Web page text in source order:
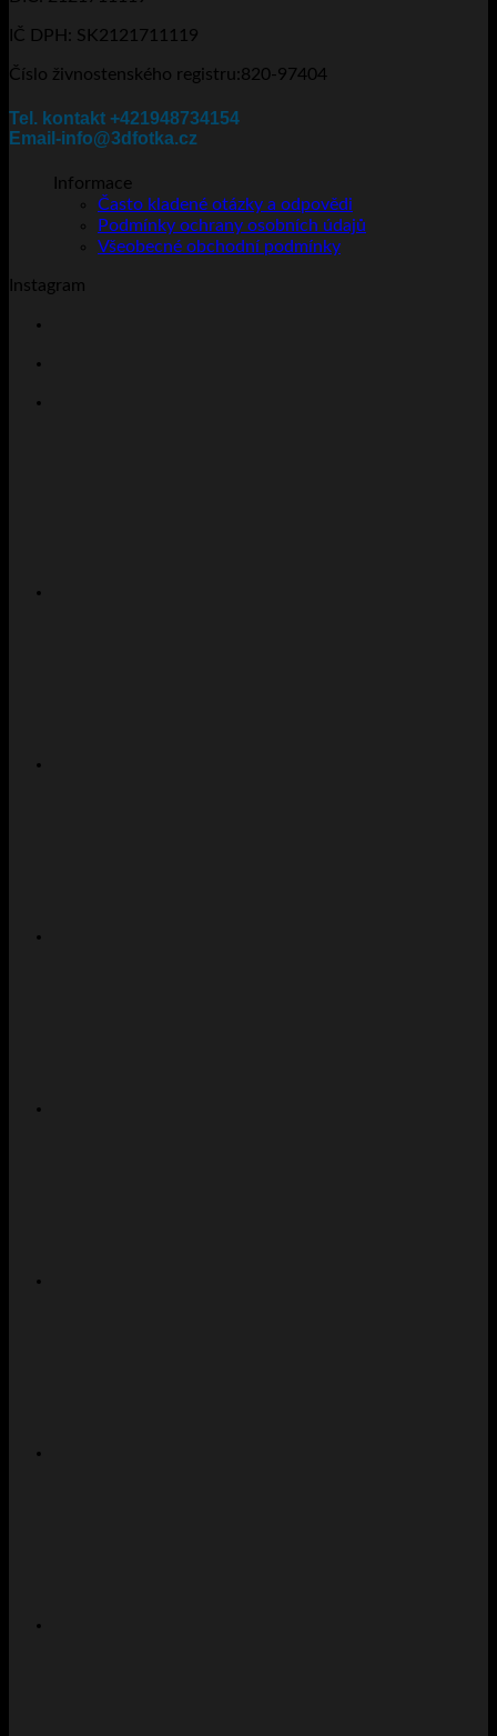
produktu
IČ DPH: SK2121711119
Číslo živnostenského registru:820-97404
Tel. kontakt +421948734154
Email-info@3dfotka.cz
Informace
Často kladené otázky a odpovědi
Podmínky ochrany osobních údajů
Všeobecné obchodní podmínky
Instagram